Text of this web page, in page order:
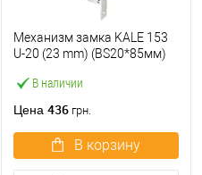
В наличии
Механизм замка KALE 153
U-20 (23 mm) (BS20*85мм)
Цена 436 грн.
В корзину